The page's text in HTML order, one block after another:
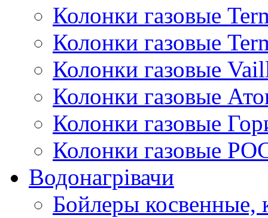
Колонки газовые
Колонки газовые
Колонки газовые
Колонки газовые
Колонки газовые
Колонки газовые
Водонагрівачи
Бойлеры косвенные,